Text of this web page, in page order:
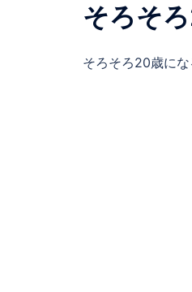
そろそ
そろそろ20歳に